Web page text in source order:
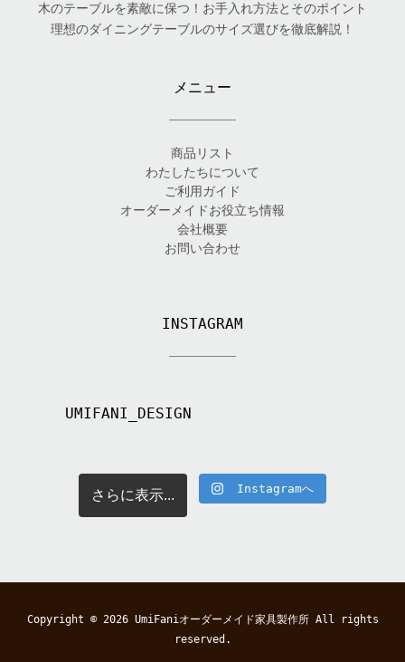
木のテーブルを素敵に保つ！お手入れ方法とそのポイント
理想のダイニングテーブルのサイズ選びを徹底解説！
メニュー
商品リスト
わたしたちについて
ご利用ガイド
オーダーメイドお役立ち情報
会社概要
お問い合わせ
INSTAGRAM
UMIFANI_DESIGN
さらに表示... Instagramへ
Copyright © 2026 UmiFaniオーダーメイド家具製作所All rights
reserved.